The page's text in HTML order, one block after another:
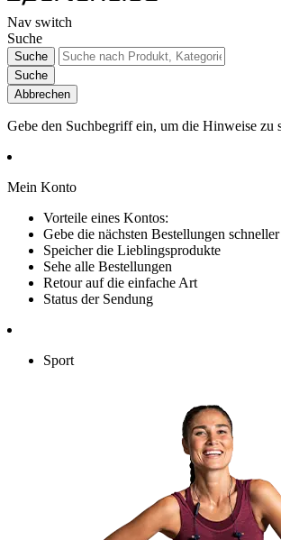
Nav switch
Suche
Suche
Suche
Abbrechen
Gebe den Suchbegriff ein, um die Hinweise zu
Mein Konto
Vorteile eines Kontos:
Gebe die nächsten Bestellungen
Speicher die Lieblingsprodukte
Sehe alle Bestellungen
Retour auf die einfache Art
Status der Sendung
Sport